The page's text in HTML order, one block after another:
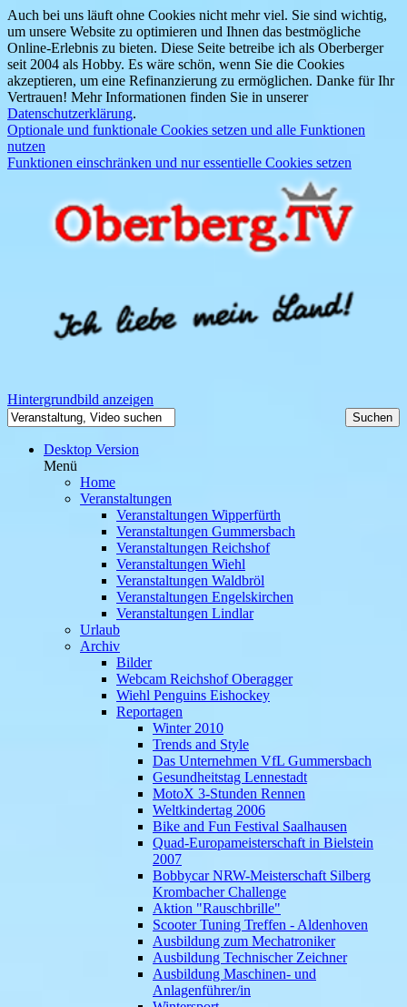
Auch bei uns läuft ohne Cookies nicht mehr viel. Sie sind wichtig,
um unsere Website zu optimieren und Ihnen das bestmögliche
Online-Erlebnis zu bieten. Diese Seite betreibe ich als Oberberger
seit 2004 als Hobby. Es wäre schön, wenn Sie die Cookies
akzeptieren, um eine Refinanzierung zu ermöglichen. Danke für Ihr
Vertrauen! Mehr Informationen finden Sie in unserer
Datenschutzerklärung.
Optionale und funktionale Cookies setzen und alle Funktionen
nutzen
Funktionen einschränken und nur essentielle Cookies setzen
Hintergrundbild anzeigen
Desktop Version
Menü
Home
Veranstaltungen
Veranstaltungen Wipperfürth
Veranstaltungen Gummersbach
Veranstaltungen Reichshof
Veranstaltungen Wiehl
Veranstaltungen Waldbröl
Veranstaltungen Engelskirchen
Veranstaltungen Lindlar
Urlaub
Archiv
Bilder
Webcam Reichshof Oberagger
Wiehl Penguins Eishockey
Reportagen
Winter 2010
Trends and Style
Das Unternehmen VfL Gummersbach
Gesundheitstag Lennestadt
MotoX 3-Stunden Rennen
Weltkindertag 2006
Bike and Fun Festival Saalhausen
Quad-Europameisterschaft in Bielstein
2007
Bobbycar NRW-Meisterschaft Silberg
Krombacher Challenge
Aktion "Rauschbrille"
Scooter Tuning Treffen - Aldenhoven
Ausbildung zum Mechatroniker
Ausbildung Technischer Zeichner
Ausbildung Maschinen- und
Anlagenführer/in